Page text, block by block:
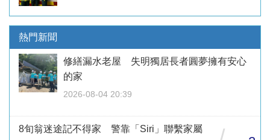
熱門新聞
修繕漏水老屋 失明獨居長者圓夢擁有安心
的家
2026-08-04 20:39
8旬翁迷途記不得家 警靠「Siri」聯繫家屬